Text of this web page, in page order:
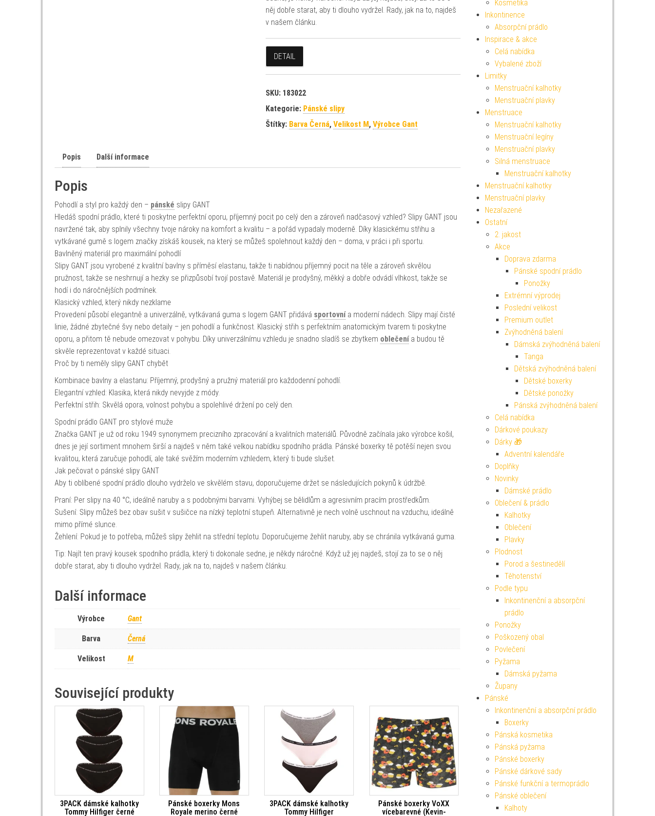
něj dobře starat, aby ti dlouho vydržel. Rady, jak na to, najdeš
v našem článku.
DETAIL
SKU: 183022
Kategorie: Pánské slipy
Štítky: Barva Černá, Velikost M, Výrobce Gant
Popis Další informace
Popis
Pohodlí a styl pro každý den – pánské slipy GANT
Hledáš spodní prádlo, které ti poskytne perfektní oporu, příjemný pocit po celý den a zároveň nadčasový vzhled? Slipy GANT jsou
navržené tak, aby splnily všechny tvoje nároky na komfort a kvalitu – a pořád vypadaly moderně. Díky klasickému střihu a
vytkávané gumě s logem značky získáš kousek, na který se můžeš spolehnout každý den – doma, v práci i při sportu.
Bavlněný materiál pro maximální pohodlí
Slipy GANT jsou vyrobené z kvalitní bavlny s příměsí elastanu, takže ti nabídnou příjemný pocit na těle a zároveň skvělou
pružnost, takže se neshrnují a hezky se přizpůsobí tvojí postavě. Materiál je prodyšný, měkký a dobře odvádí vlhkost, takže se
hodí i do náročnějších podmínek.
Klasický vzhled, který nikdy nezklame
Provedení působí elegantně a univerzálně, vytkávaná guma s logem GANT přidává sportovnía moderní nádech. Slipy mají čisté
linie, žádné zbytečné švy nebo detaily – jen pohodlí a funkčnost. Klasický střih s perfektním anatomickým tvarem ti poskytne
oporu, a přitom tě nebude omezovat v pohybu. Díky univerzálnímu vzhledu je snadno sladíš se zbytkem oblečenía budou tě
skvěle reprezentovat v každé situaci.
Proč by ti neměly slipy GANT chybět
Kombinace bavlny a elastanu: Příjemný, prodyšný a pružný materiál pro každodenní pohodlí.
Elegantní vzhled: Klasika, která nikdy nevyjde z módy.
Perfektní střih: Skvělá opora, volnost pohybu a spolehlivé držení po celý den.
Spodní prádlo GANT pro stylové muže
Značka GANT je už od roku 1949 synonymem precizního zpracování a kvalitních materiálů. Původně začínala jako výrobce košil,
dnes je její sortiment mnohem širší a najdeš v něm také velkou nabídku spodního prádla. Pánské boxerky tě potěší nejen svou
kvalitou, která zaručuje pohodlí, ale také svěžím moderním vzhledem, který ti bude slušet.
Jak pečovat o pánské slipy GANT
Aby ti oblíbené spodní prádlo dlouho vydrželo ve skvělém stavu, doporučujeme držet se následujících pokynů k údržbě.
Praní: Per slipy na 40 °C, ideálně naruby a s podobnými barvami. Vyhýbej se bělidlům a agresivním pracím prostředkům.
Sušení: Slipy můžeš bez obav sušit v sušičce na nízký teplotní stupeň. Alternativně je nech volně uschnout na vzduchu, ideálně
mimo přímé slunce.
Žehlení: Pokud je to potřeba, můžeš slipy žehlit na střední teplotu. Doporučujeme žehlit naruby, aby se chránila vytkávaná guma.
Tip: Najít ten pravý kousek spodního prádla, který ti dokonale sedne, je někdy náročné. Když už jej najdeš, stojí za to se o něj
dobře starat, aby ti dlouho vydržel. Rady, jak na to, najdeš v našem článku.
Další informace
Výrobce Gant
Barva Černá
Velikost M
Související produkty
3PACK dámské kalhotky
Tommy Hilfiger černé
Pánské boxerky Mons
Royale merino černé
3PACK dámské kalhotky
Tommy Hilfiger
Pánské boxerky VoXX
vícebarevné (Kevin-
Kosmetika
Inkontinence
Absorpční prádlo
Inspirace & akce
Celá nabídka
Vybalené zboží
Limitky
Menstruační kalhotky
Menstruační plavky
Menstruace
Menstruační kalhotky
Menstruační legíny
Menstruační plavky
Silná menstruace
Menstruační kalhotky
Menstruační kalhotky
Menstruační plavky
Nezařazené
Ostatní
2. jakost
Akce
Doprava zdarma
Pánské spodní prádlo
Ponožky
Extrémní výprodej
Poslední velikost
Premium outlet
Zvýhodněná balení
Dámská zvýhodněná balení
Tanga
Dětská zvýhodněná balení
Dětské boxerky
Dětské ponožky
Pánská zvýhodněná balení
Celá nabídka
Dárkové poukazy
Dárky 🎁
Adventní kalendáře
Doplňky
Novinky
Dámské prádlo
Oblečení & prádlo
Kalhotky
Oblečení
Plavky
Plodnost
Porod a šestinedělí
Těhotenství
Podle typu
Inkontinenční a absorpční
prádlo
Ponožky
Poškozený obal
Povlečení
Pyžama
Dámská pyžama
Župany
Pánské
Inkontinenční a absorpční prádlo
Boxerky
Pánská kosmetika
Pánská pyžama
Pánské boxerky
Pánské dárkové sady
Pánské funkční a termoprádlo
Pánské oblečení
Kalhoty